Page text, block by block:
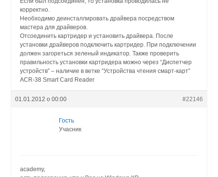
корректно.
Необходимо деинсталлировать драйвера посредством
мастера для драйверов.
Отсоединить картридер и установить драйвера. После
установки драйверов подключить картридер. При подключении
должен загореться зеленый индикатор. Также проверить
правильность установки картридера можно через “Диспетчер
устройств” – наличие в ветке “Устройства чтения смарт-карт”
ACR-38 Smart Card Reader
01.01.2012 о 00:00 #22146
Гость
Учасник
academy,